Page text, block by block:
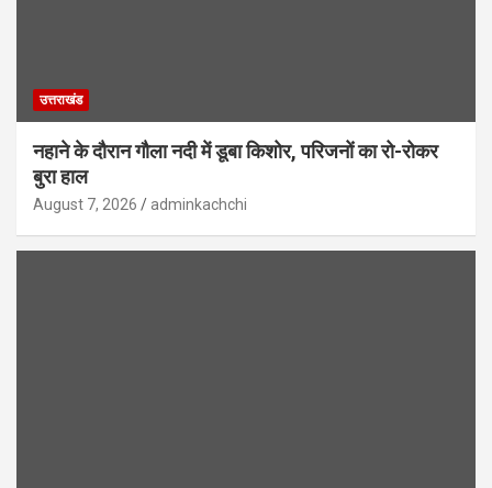
उत्तराखंड
नहाने के दौरान गौला नदी में डूबा किशोर, परिजनों का रो-रोकर
बुरा हाल
August 7, 2026 adminkachchi